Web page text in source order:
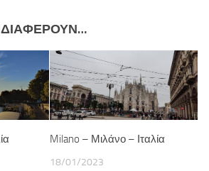
Milano – Μιλάνο – Ιταλία
18/01/2023